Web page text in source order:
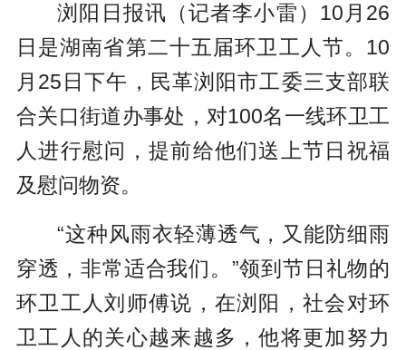
浏阳日报讯（记者李小雷）10月26
日是湖南省第二十五届环卫工人节。10
月25日下午，民革浏阳市工委三支部联
合关口街道办事处，对100名一线环卫工
人进行慰问，提前给他们送上节日祝福
及慰问物资。
“这种风雨衣轻薄透气，又能防细雨
穿透，非常适合我们。”领到节日礼物的
环卫工人刘师傅说，在浏阳，社会对环
卫工人的关心越来越多，他将更加努力